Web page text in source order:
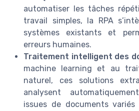
automatiser les tâches
travail simples, la RPA
systèmes existants et
erreurs humaines.
Traitement intelligent des
machine learning et au
naturel, ces solutions
analysent
issues de documents